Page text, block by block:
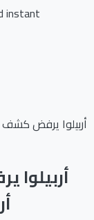
instant
أربيلوا يرفض كشف